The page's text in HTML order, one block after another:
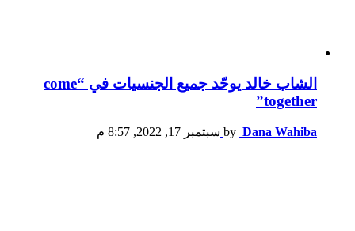
الشاب خالد يوحّد جميع الجنسيات في “come
together”
by Dana Wahiba سبتمبر 17, 2022, 8:57 م